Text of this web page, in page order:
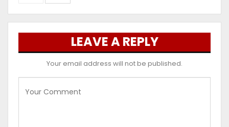
LEAVE A REPLY
Your email address will not be published.